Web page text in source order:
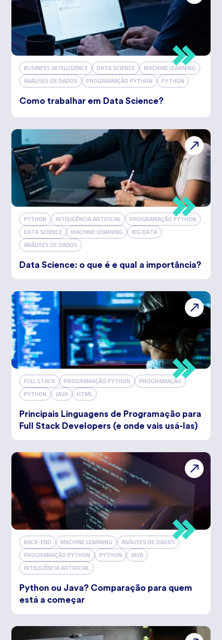
BUSINESS INTELLIGENCE DATA SCIENCE
MACHINE LEARNING
ANÁLISES DE DADOS
PROGRAMAÇÃO PYTHON PYTHON
Como trabalhar em Data Science?
PYTHON INTELIGÊNCIA ARTIFICIAL
PROGRAMAÇÃO PYTHON
DATA SCIENCE
MACHINE LEARNING
BIG DATA
ANÁLISES DE DADOS
Data Science: o que é e qual a importância?
FULL STACK PROGRAMAÇÃO PYTHON
PROGRAMAÇÃO
PYTHON
JAVA HTML
Principais Linguagens de Programação para
Full Stack Developers (e onde vais usá-las)
BACK-END MACHINE LEARNING
ANÁLISES DE DADOS
PROGRAMAÇÃO PYTHON
PYTHON
JAVA
INTELIGÊNCIA ARTIFICIAL
Python ou Java? Comparação para quem
está a começar